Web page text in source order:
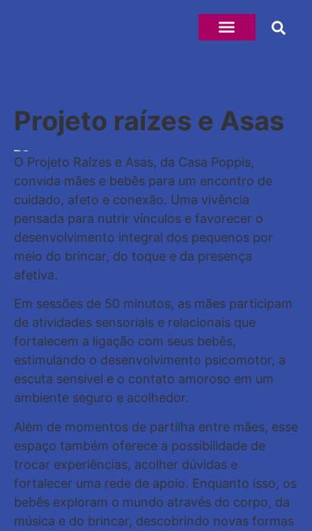
Projeto raízes e Asas
O Projeto Raízes e Asas, da Casa Poppis,
convida mães e bebês para um encontro de
cuidado, afeto e conexão. Uma vivência
pensada para nutrir vínculos e favorecer o
desenvolvimento integral dos pequenos por
meio do brincar, do toque e da presença
afetiva.
Em sessões de 50 minutos, as mães participam
de atividades sensoriais e relacionais que
fortalecem a ligação com seus bebês,
estimulando o desenvolvimento psicomotor, a
escuta sensível e o contato amoroso em um
ambiente seguro e acolhedor.
Além de momentos de partilha entre mães, esse
espaço também oferece a possibilidade de
trocar experiências, acolher dúvidas e
fortalecer uma rede de apoio. Enquanto isso, os
bebês exploram o mundo através do corpo, da
música e do brincar, descobrindo novas formas